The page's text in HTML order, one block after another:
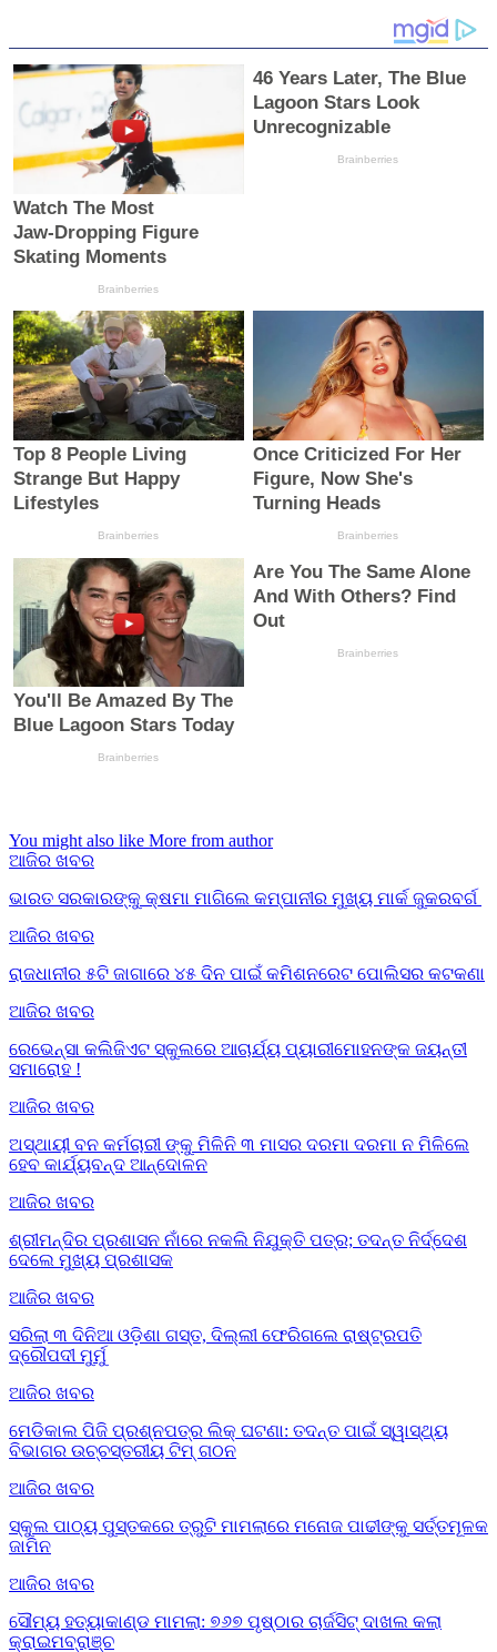
You might also like More from author
ଆଜିର ଖବର
ଭାରତ ସରକାରଙ୍କୁ କ୍ଷମା ମାଗିଲେ କମ୍ପାନୀର ମୁଖ୍ୟ ମାର୍କ ଜୁକରବର୍ଗ
ଆଜିର ଖବର
ରାଜଧାନୀର ୫ଟି ଜାଗାରେ ୪୫ ଦିନ ପାଇଁ କମିଶନରେଟ ପୋଲିସର କଟକଣା
ଆଜିର ଖବର
ରେଭେନ୍ସା କଲିଜିଏଟ ସ୍କୁଲରେ ଆଚାର୍ଯ୍ୟ ପ୍ୟାରୀମୋହନଙ୍କ ଜୟନ୍ତୀ
ସମାରୋହ !
ଆଜିର ଖବର
ଅସ୍ଥାୟୀ ବନ କର୍ମଚାରୀ ଙ୍କୁ ମିଳିନି ୩ ମାସର ଦରମା ଦରମା ନ ମିଳିଲେ
ହେବ କାର୍ଯ୍ୟବନ୍ଦ ଆନ୍ଦୋଳନ
ଆଜିର ଖବର
ଶ୍ରୀମନ୍ଦିର ପ୍ରଶାସନ ନାଁରେ ନକଲି ନିଯୁକ୍ତି ପତ୍ର; ତଦନ୍ତ ନିର୍ଦ୍ଦେଶ
ଦେଲେ ମୁଖ୍ୟ ପ୍ରଶାସକ
ଆଜିର ଖବର
ସରିଲା ୩ ଦିନିଆ ଓଡ଼ିଶା ଗସ୍ତ, ଦିଲ୍ଲୀ ଫେରିଗଲେ ରାଷ୍ଟ୍ରପତି
ଦ୍ରୌପଦୀ ମୁର୍ମୁ
ଆଜିର ଖବର
ମେଡିକାଲ ପିଜି ପ୍ରଶ୍ନପତ୍ର ଲିକ୍ ଘଟଣା: ତଦନ୍ତ ପାଇଁ ସ୍ୱାସ୍ଥ୍ୟ
ବିଭାଗର ଉଚ୍ଚସ୍ତରୀୟ ଟିମ୍ ଗଠନ
ଆଜିର ଖବର
ସ୍କୁଲ ପାଠ୍ୟ ପୁସ୍ତକରେ ତ୍ରୁଟି ମାମଲାରେ ମନୋଜ ପାଢୀଙ୍କୁ ସର୍ତ୍ତମୂଳକ
ଜାମିନ
ଆଜିର ଖବର
ସୌମ୍ୟ ହତ୍ୟାକାଣ୍ଡ ମାମଲା: ୭୬୭ ପୃଷ୍ଠାର ଚାର୍ଜସିଟ୍ ଦାଖଲ କଲା
କ୍ରାଇମବ୍ରାଞ୍ଚ